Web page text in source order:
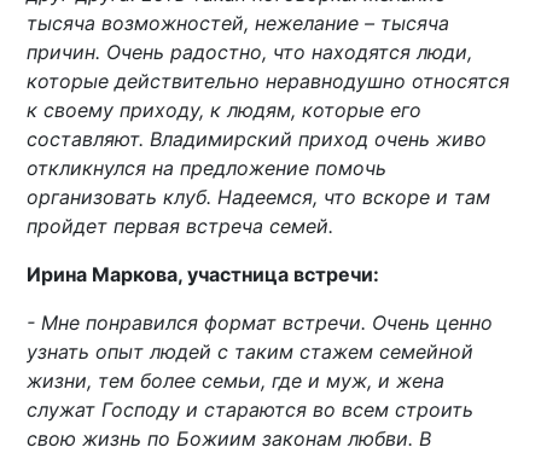
тысяча возможностей, нежелание – тысяча
причин. Очень радостно, что находятся люди,
которые действительно неравнодушно относятся
к своему приходу, к людям, которые его
составляют. Владимирский приход очень живо
откликнулся на предложение помочь
организовать клуб. Надеемся, что вскоре и там
пройдет первая встреча семей.
Ирина Маркова, участница встречи:
- Мне понравился формат встречи. Очень ценно
узнать опыт людей с таким стажем семейной
жизни, тем более семьи, где и муж, и жена
служат Господу и стараются во всем строить
свою жизнь по Божиим законам любви. В